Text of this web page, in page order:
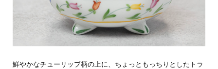
鮮やかなチューリップ柄の上に、ちょっともっちりとしたトラ